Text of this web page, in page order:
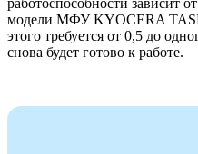
работоспособности зависит
модели МФУ KYOCERA
этого требуется от 0,5 до
снова будет готово к работе.